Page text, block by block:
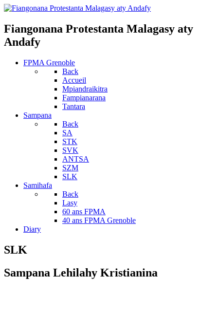
Fiangonana Protestanta Malagasy aty
Andafy
FPMA Grenoble
Back
Accueil
Mpiandraikitra
Fampianarana
Tantara
Sampana
Back
SA
STK
SVK
ANTSA
SZM
SLK
Samihafa
Back
Lasy
60 ans FPMA
40 ans FPMA Grenoble
Diary
SLK
Sampana Lehilahy Kristianina